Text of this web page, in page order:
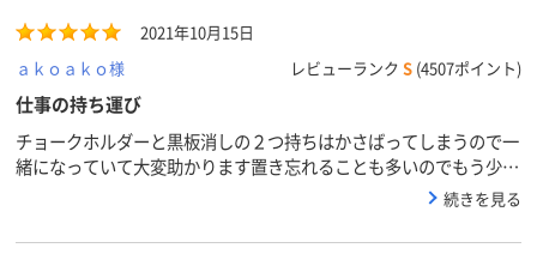
2021年10月15日
ａｋｏａｋｏ様
レビューランク S (4507ポイント)
仕事の持ち運び
チョークホルダーと黒板消しの２つ持ちはかさばってしまうので一
緒になっていて大変助かります置き忘れることも多いのでもう少し
続きを見る